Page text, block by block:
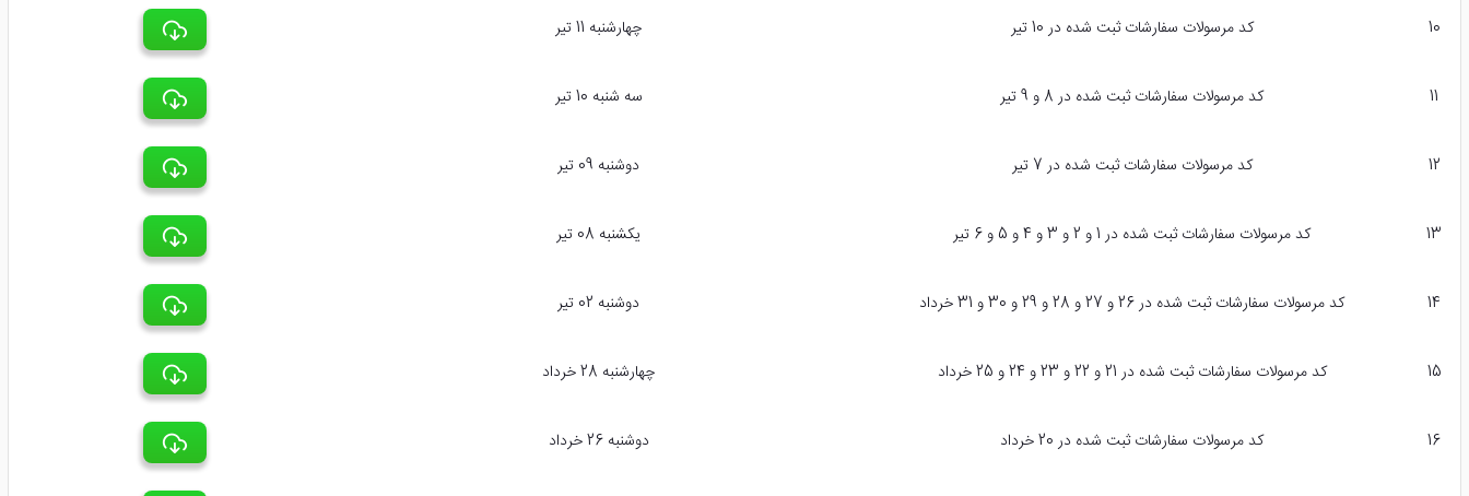
10 کد مرسولات سفارشات ثبت شده در 10 تیر چهارشنبه 11 تیر
11 کد مرسولات سفارشات ثبت شده در 8 و 9 تیر سه شنبه 10 تیر
12 کد مرسولات سفارشات ثبت شده در 7 تیر دوشنبه 09 تیر
13 کد مرسولات سفارشات ثبت شده در 1 و 2 و 3 و 4 و 5 و 6 تیر یکشنبه 08 تیر
14 کد مرسولات سفارشات ثبت شده در 26 و 27 و 28 و 29 و 30 و 31 خرداد دوشنبه 02 تیر
15 کد مرسولات سفارشات ثبت شده در 21 و 22 و 23 و 24 و 25 خرداد چهارشنبه 28 خرداد
16 کد مرسولات سفارشات ثبت شده در 20 خرداد دوشنبه 26 خرداد